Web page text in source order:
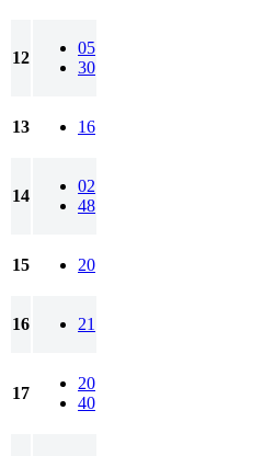
12
05
30
13 16
14
02
48
15 20
16 21
17
20
40